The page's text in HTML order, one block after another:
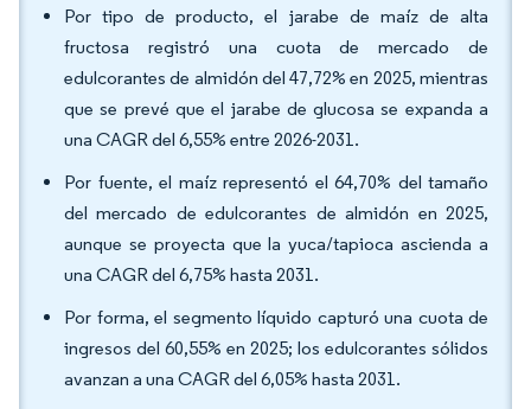
Por tipo de producto, el jarabe de maíz de alta
fructosa registró una cuota de mercado de
edulcorantes de almidón del 47,72% en 2025, mientras
que se prevé que el jarabe de glucosa se expanda a
una CAGR del 6,55% entre 2026-2031.
Por fuente, el maíz representó el 64,70% del tamaño
del mercado de edulcorantes de almidón en 2025,
aunque se proyecta que la yuca/tapioca ascienda a
una CAGR del 6,75% hasta 2031.
Por forma, el segmento líquido capturó una cuota de
ingresos del 60,55% en 2025; los edulcorantes sólidos
avanzan a una CAGR del 6,05% hasta 2031.